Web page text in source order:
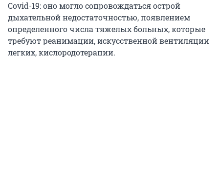
Covid-19: оно могло сопровождаться острой
дыхательной недостаточностью, появлением
определенного числа тяжелых больных, которые
требуют реанимации, искусственной вентиляции
легких, кислородотерапии.